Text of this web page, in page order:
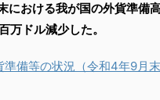
における我が国の外貨準備
万ドル減少した。
準備等の状況（令和4年9月末